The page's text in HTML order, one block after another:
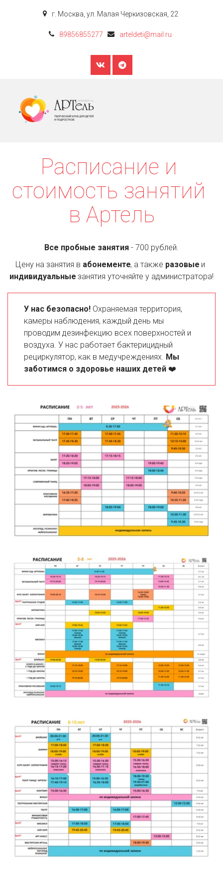
г. Москва ул. Малая Черкизовская, 22
89856855277 arteldeti@mail.ru
Расписание и
стоимость занятий
в Артель
Все пробные занятия - 700 рублей.
Цену на занятия в абонементе, а также разовые
индивидуальные занятия уточняйте у администратора!
У нас безопасно! Охраняемая территория,
камеры наблюдения, каждый день мы
проводим дезинфекцию всех поверхностей и
воздуха. У нас работает бактерицидный
рециркулятор, как в медучреждениях. Мы
заботимся о здоровье наших детей ❤️